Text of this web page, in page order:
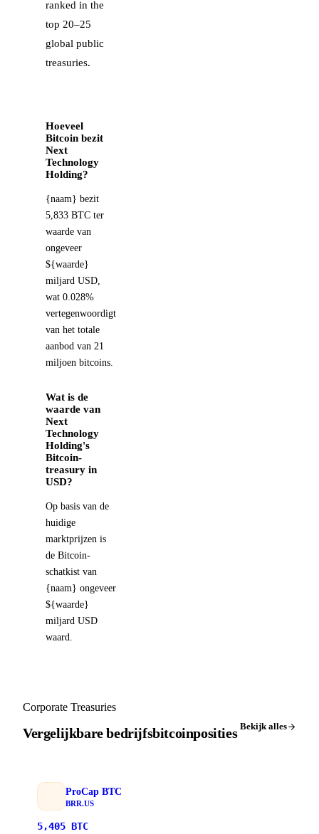
ranked in the
top 20–25
global public
treasuries.
Hoeveel
Bitcoin bezit
Next
Technology
Holding?
{naam} bezit
5,833 BTC ter
waarde van
ongeveer
${waarde}
miljard USD,
wat 0.028%
vertegenwoordigt
van het totale
aanbod van 21
miljoen bitcoins.
Wat is de
waarde van
Next
Technology
Holding's
Bitcoin-
treasury in
USD?
Op basis van de
huidige
marktprijzen is
de Bitcoin-
schatkist van
{naam} ongeveer
${waarde}
miljard USD
waard.
Corporate Treasuries
Vergelijkbare bedrijfsbitcoinposities Bekijk alles
ProCap BTC
BRR.US
5,405 BTC